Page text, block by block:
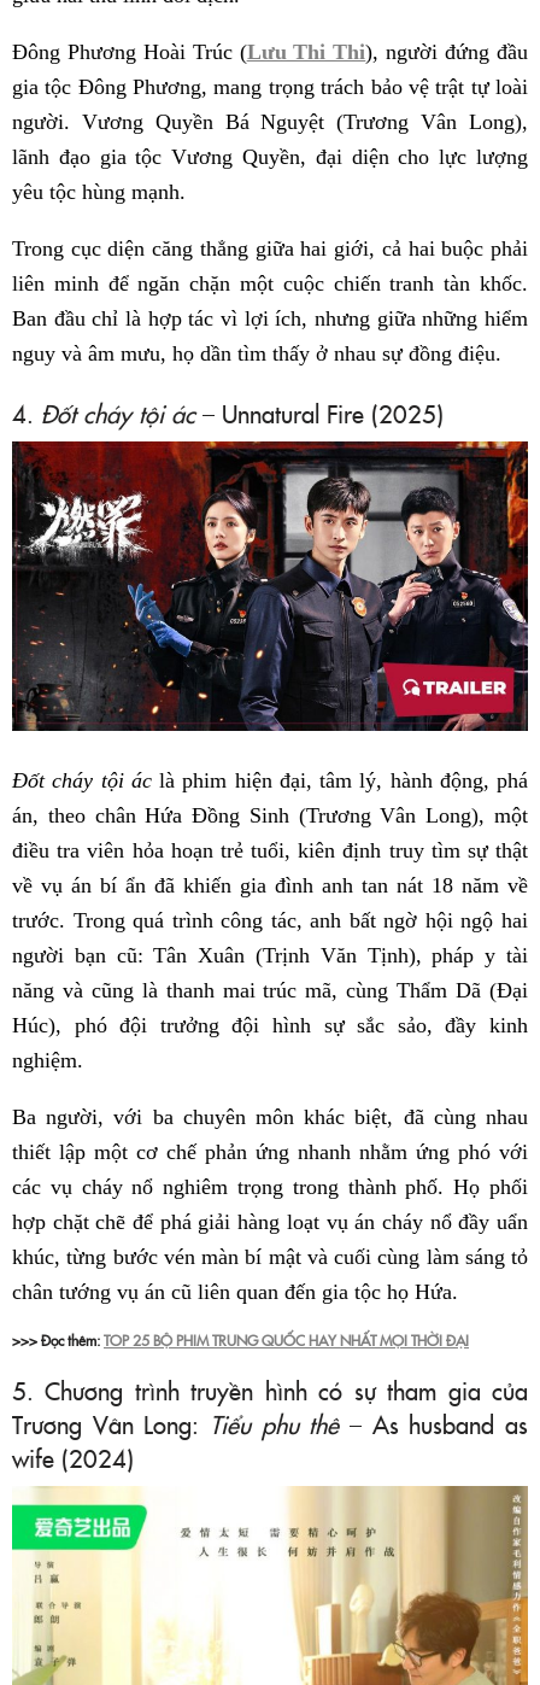
Đông Phương Hoài Trúc (Lưu Thi Thi), người đứng đầu
gia tộc Đông Phương, mang trọng trách bảo vệ trật tự loài
người. Vương Quyền Bá Nguyệt (Trương Vân Long),
lãnh đạo gia tộc Vương Quyền, đại diện cho lực lượng
yêu tộc hùng mạnh.
Trong cục diện căng thẳng giữa hai giới, cả hai buộc phải
liên minh để ngăn chặn một cuộc chiến tranh tàn khốc.
Ban đầu chỉ là hợp tác vì lợi ích, nhưng giữa những hiểm
nguy và âm mưu, họ dần tìm thấy ở nhau sự đồng điệu.
4. Đốt cháy tội ác– Unnatural Fire (2025)
Đốt cháy tội áclà phim hiện đại, tâm lý, hành động, phá
án, theo chân Hứa Đồng Sinh (Trương Vân Long), một
điều tra viên hỏa hoạn trẻ tuổi, kiên định truy tìm sự thật
về vụ án bí ẩn đã khiến gia đình anh tan nát 18 năm về
trước. Trong quá trình công tác, anh bất ngờ hội ngộ hai
người bạn cũ: Tân Xuân (Trịnh Văn Tịnh), pháp y tài
năng và cũng là thanh mai trúc mã, cùng Thẩm Dã (Đại
Húc), phó đội trưởng đội hình sự sắc sảo, đầy kinh
nghiệm.
Ba người, với ba chuyên môn khác biệt, đã cùng nhau
thiết lập một cơ chế phản ứng nhanh nhằm ứng phó với
các vụ cháy nổ nghiêm trọng trong thành phố. Họ phối
hợp chặt chẽ để phá giải hàng loạt vụ án cháy nổ đầy uẩn
khúc, từng bước vén màn bí mật và cuối cùng làm sáng tỏ
chân tướng vụ án cũ liên quan đến gia tộc họ Hứa.
>>> Đọc thêm:TOP 25 BỘ PHIM TRUNG QUỐC HAY NHẤT MỌI THỜI ĐẠI
5. Chương trình truyền hình có sự tham gia của
Trương Vân Long: Tiểu phu thê– As husband as
wife (2024)